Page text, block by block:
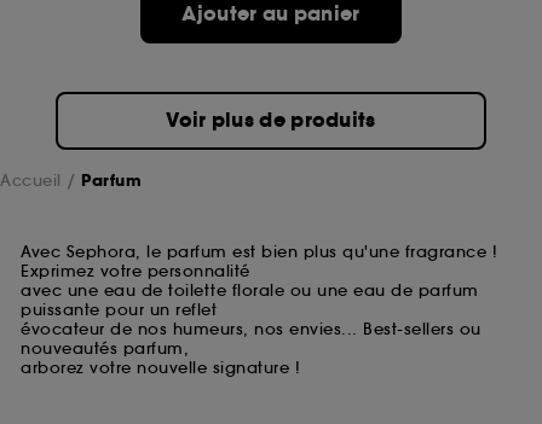
Ajouter au panier
Voir plus de produits
Accueil Parfum
Avec Sephora, le parfum est bien plus qu'une fragrance !
Exprimez votre personnalité
avec une eau de toilette florale ou une eau de parfum
puissante pour un reflet
évocateur de nos humeurs, nos envies... Best-sellers ou
nouveautés parfum,
arborez votre nouvelle signature !